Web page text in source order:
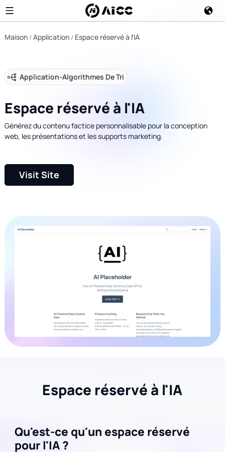
Maison Application Espace réservé à l'IA
Application-Algorithmes De Tri
Espace réservé à l'IA
Générez du contenu factice personnalisable pour la conception
web, les présentations et les supports marketing.
Visit Site
Espace réservé à l'IA
Qu'est-ce qu'un espace réservé
pour l'IA ?